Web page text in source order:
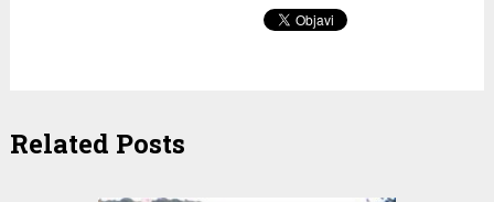
Related Posts